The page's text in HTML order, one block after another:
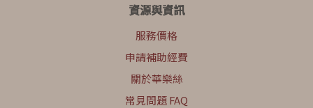
資源與資訊
服務價格
申請補助經費
關於華樂絲
常見問題 FAQ